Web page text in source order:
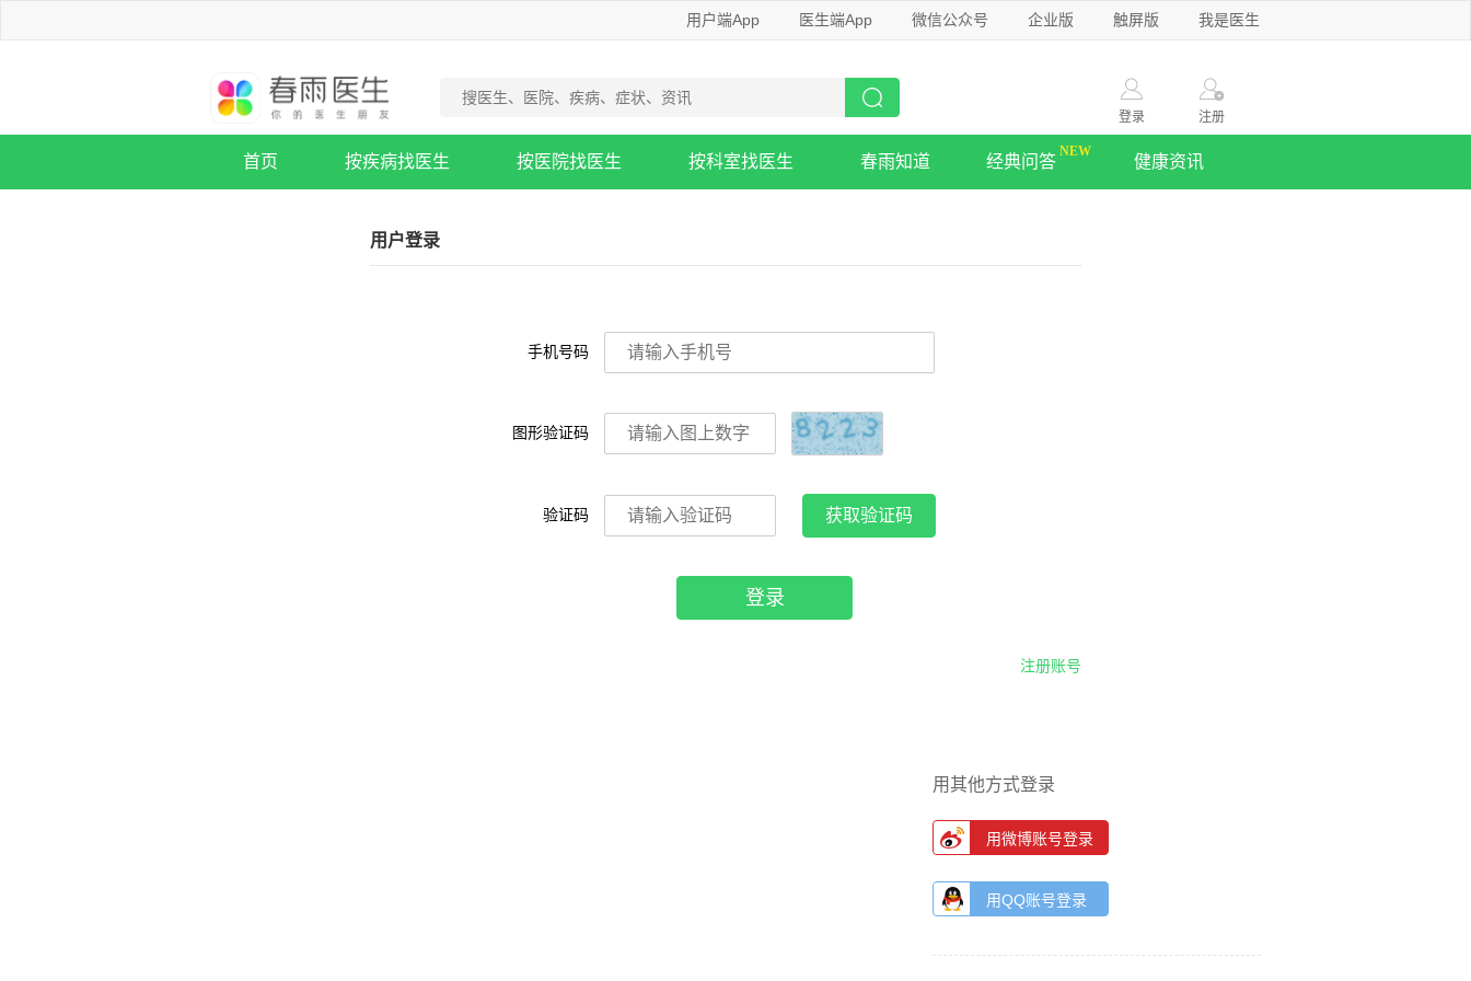
用户端App 医生端App 微信公众号 企业版 触屏版 我是医生
登录 注册
首页 按疾病找医生 按医院找医生 按科室找医生 春雨知道 经典问答 健康资讯
用户登录
手机号码
图形验证码
验证码 获取验证码
登录
注册账号
用其他方式登录
用微博账号登录
用QQ账号登录